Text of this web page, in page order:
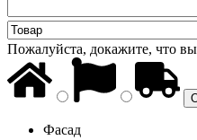
Пожалуйста, докажите, что
Фасад